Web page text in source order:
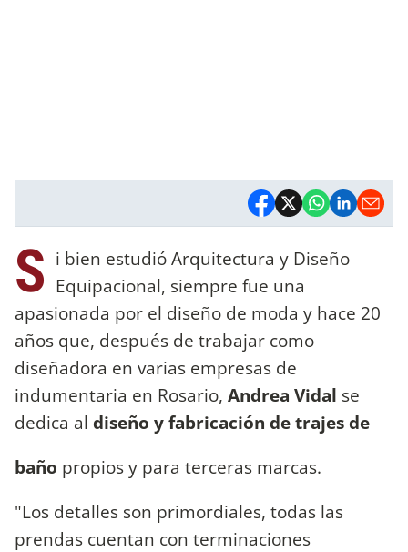
S i bien estudió Arquitectura y Diseño
Equipacional, siempre fue una
apasionada por el diseño de moda y hace 20
años que, después de trabajar como
diseñadora en varias empresas de
indumentaria en Rosario, Andrea Vidal se
dedica al diseño y fabricación de trajes de
baño propios y para terceras marcas.
"Los detalles son primordiales, todas las
prendas cuentan con terminaciones